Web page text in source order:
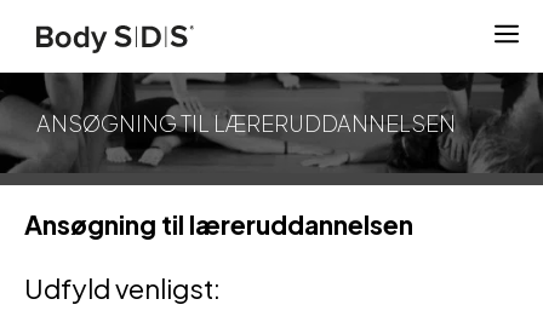
indhold
ANSØGNING TIL LÆRERUDDANNELSEN
Ansøgning til læreruddannelsen
Udfyld venligst: